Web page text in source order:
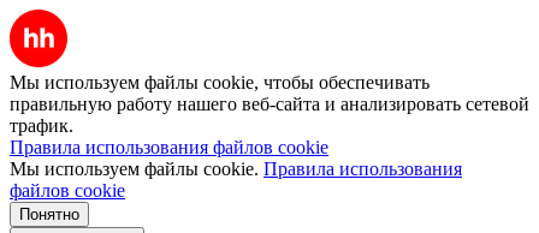
Мы используем файлы cookie, чтобы обеспечивать
правильную работу нашего веб-сайта и анализировать сетевой
трафик.
Правила использования файлов cookie
Мы используем файлы cookie. Правила использования
файлов cookie
Понятно